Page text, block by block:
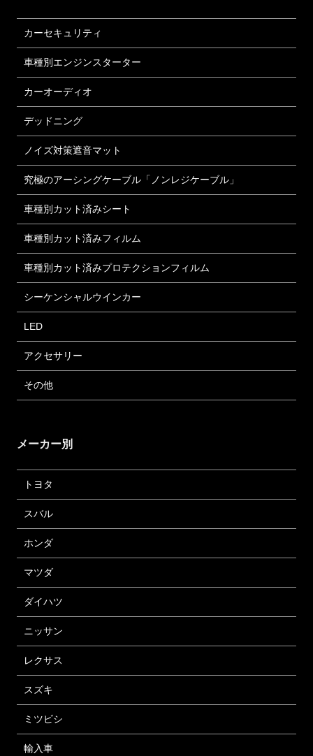
カーセキュリティ
車種別エンジンスターター
カーオーディオ
デッドニング
ノイズ対策遮音マット
究極のアーシングケーブル「ノンレジケーブル」
車種別カット済みシート
車種別カット済みフィルム
車種別カット済みプロテクションフィルム
シーケンシャルウインカー
LED
アクセサリー
その他
メーカー別
トヨタ
スバル
ホンダ
マツダ
ダイハツ
ニッサン
レクサス
スズキ
ミツビシ
輸入車